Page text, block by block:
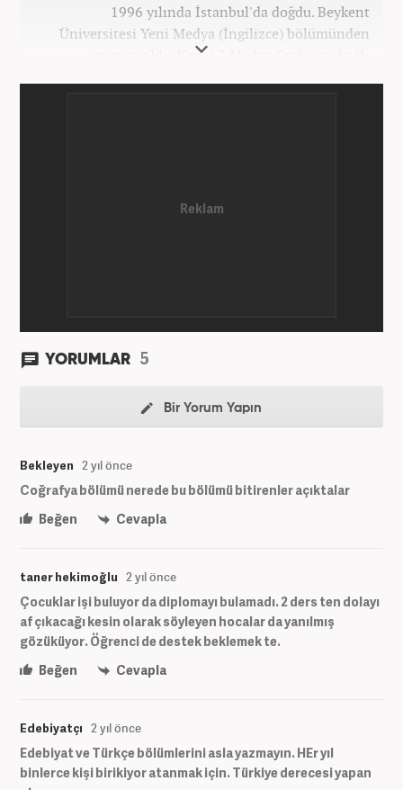
1996 yılında İstanbul'da doğdu. Beykent
Üniversitesi Yeni Medya (İngilizce) bölümünden
mezun oldu. Kanal 7 Medya Grubu'na bağlı
YORUMLAR 5
Bir Yorum Yapın
Bekleyen 2 yıl önce
Coğrafya bölümü nerede bu bölümü bitirenler açıktalar
Beğen
Cevapla
taner hekimoğlu 2 yıl önce
Çocuklar işi buluyor da diplomayı bulamadı. 2 ders ten dolayı
af çıkacağı kesin olarak söyleyen hocalar da yanılmış
gözüküyor. Öğrenci de destek beklemek te.
Beğen
Cevapla
Edebiyatçı 2 yıl önce
Edebiyat ve Türkçe bölümlerini asla yazmayın. HEr yıl
binlerce kişi birikiyor atanmak için. Türkiye derecesi yapan